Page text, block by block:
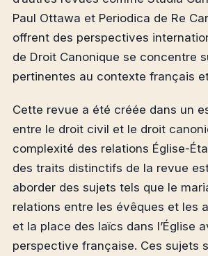
Paul Ottawa et Periodica de Re
offrent des perspectives
de Droit Canonique se concentre
pertinentes au contexte français
Cette revue a été créée dans un
entre le droit civil et le droit
complexité des relations Église-
des traits distinctifs de la revue
aborder des sujets tels que le
relations entre les évêques et les
et la place des laïcs dans l’Église
perspective française. Ces sujets